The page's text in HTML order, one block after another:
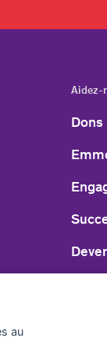
Aidez-
Dons
au